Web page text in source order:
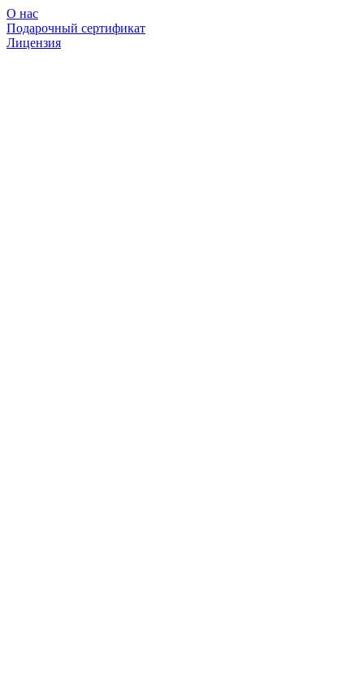
О нас
Подарочный сертификат
Лицензия